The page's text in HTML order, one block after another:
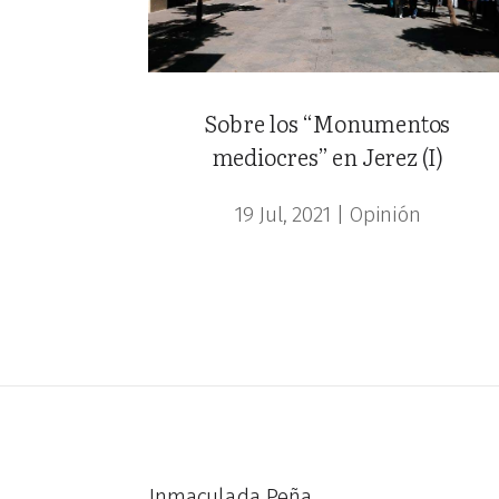
Sobre los “Monumentos
mediocres” en Jerez (I)
19 Jul, 2021 Opinión